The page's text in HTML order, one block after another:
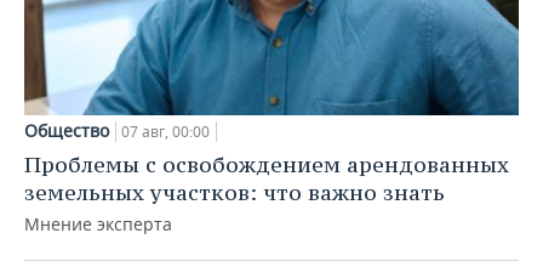
Общество 07 авг, 00:00
Проблемы с освобождением арендованных
земельных участков: что важно знать
Мнение эксперта